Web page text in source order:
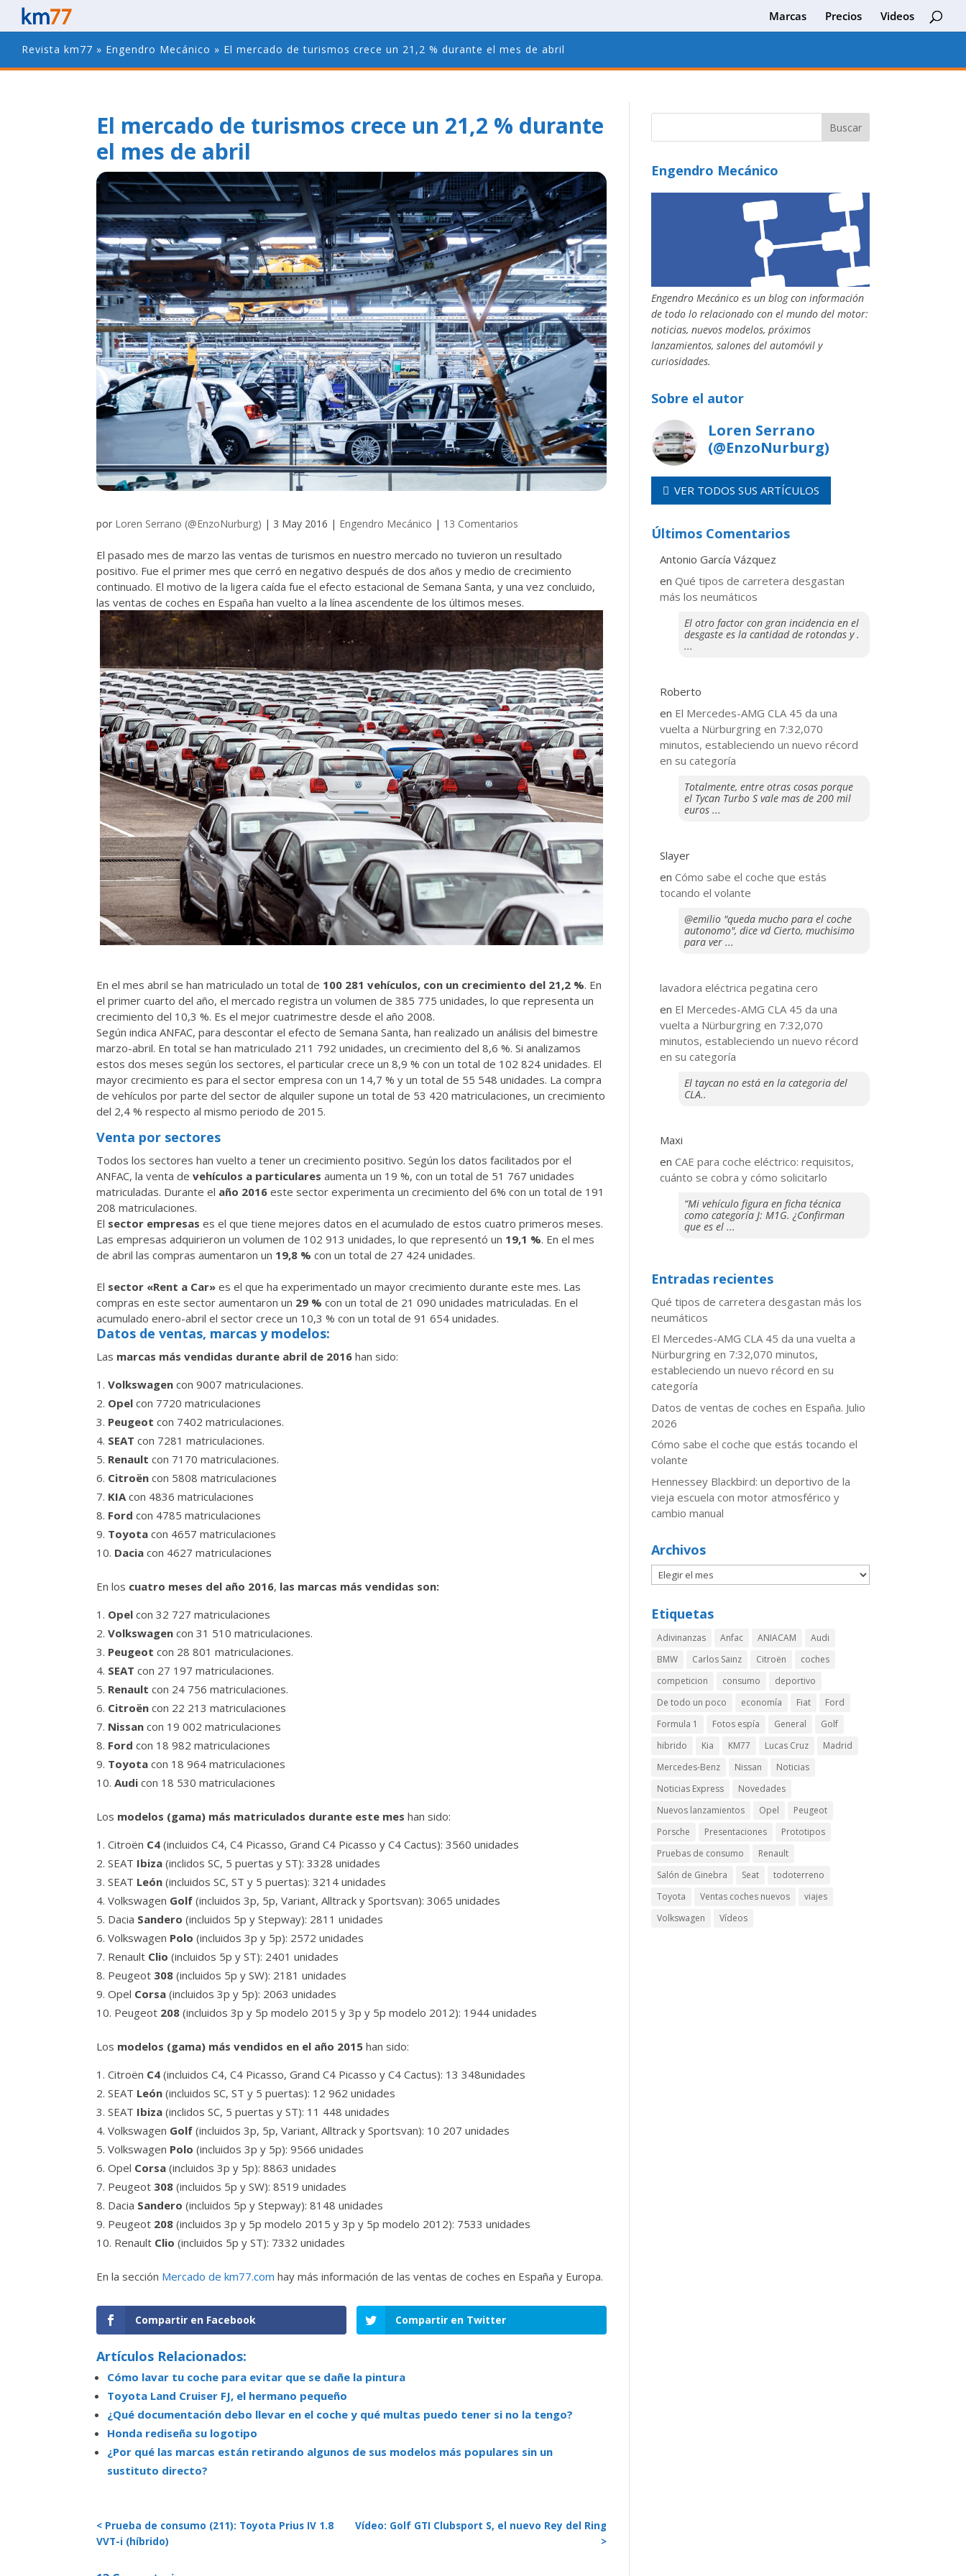
Marcas Precios Videos
Revista km77 » Engendro Mecánico » El mercado de turismos crece un 21,2 % durante el mes de abril
El mercado de turismos crece un 21,2 % durante
el mes de abril
por Loren Serrano (@EnzoNurburg) | 3 May 2016 | Engendro Mecánico | 13 Comentarios
El pasado mes de marzo las ventas de turismos en nuestro mercado no tuvieron un resultado
positivo. Fue el primer mes que cerró en negativo después de dos años y medio de crecimiento
continuado. El motivo de la ligera caída fue el efecto estacional de Semana Santa, y una vez concluido,
las ventas de coches en España han vuelto a la línea ascendente de los últimos meses.
En el mes abril se han matriculado un total de 100 281 vehículos, con un crecimiento del 21,2 %. En
el primer cuarto del año, el mercado registra un volumen de 385 775 unidades, lo que representa un
crecimiento del 10,3 %. Es el mejor cuatrimestre desde el año 2008.
Según indica ANFAC, para descontar el efecto de Semana Santa, han realizado un análisis del bimestre
marzo-abril. En total se han matriculado 211 792 unidades, un crecimiento del 8,6 %. Si analizamos
estos dos meses según los sectores, el particular crece un 8,9 % con un total de 102 824 unidades. El
mayor crecimiento es para el sector empresa con un 14,7 % y un total de 55 548 unidades. La compra
de vehículos por parte del sector de alquiler supone un total de 53 420 matriculaciones, un crecimiento
del 2,4 % respecto al mismo periodo de 2015.
Venta por sectores
Todos los sectores han vuelto a tener un crecimiento positivo. Según los datos facilitados por el
ANFAC, la venta devehículos a particulares aumenta un 19 %, con un total de 51 767 unidades
matriculadas. Durante el año 2016 este sector experimenta un crecimiento del 6% con un total de 191
208 matriculaciones.
El sector empresases el que tiene mejores datos en el acumulado de estos cuatro primeros meses.
Las empresas adquirieron un volumen de 102 913 unidades, lo que representó un 19,1 %. En el mes
de abril las compras aumentaron un 19,8 % con un total de 27 424 unidades.
El sector «Rent a Car» es el que ha experimentado un mayor crecimiento durante este mes. Las
compras en este sector aumentaron un 29 % con un total de 21 090 unidades matriculadas. En el
acumulado enero-abril el sector crece un 10,3 % con un total de 91 654 unidades.
Datos de ventas, marcas y modelos:
Las marcas más vendidas durante abril de 2016 han sido:
Volkswagencon 9007 matriculaciones.
Opel con 7720 matriculaciones
Peugeotcon 7402 matriculaciones.
SEAT con 7281 matriculaciones.
Renaultcon 7170 matriculaciones.
Citroëncon 5808 matriculaciones
KIAcon 4836 matriculaciones
Ford con 4785 matriculaciones
Toyota con 4657 matriculaciones
Daciacon 4627 matriculaciones
En los cuatro meses del año 2016, las marcas más vendidas son:
Opel con 32 727 matriculaciones
Volkswagencon 31 510 matriculaciones.
Peugeotcon 28 801 matriculaciones.
SEAT con 27 197 matriculaciones.
Renaultcon 24 756 matriculaciones.
Citroëncon 22 213 matriculaciones
Nissan con 19 002 matriculaciones
Ford con 18 982 matriculaciones
Toyota con 18 964 matriculaciones
Audi con 18 530 matriculaciones
Los modelos (gama) más matriculados durante este meshan sido:
Citroën C4 (incluidos C4, C4 Picasso, Grand C4 Picasso y C4 Cactus): 3560 unidades
SEAT Ibiza(inclidos SC, 5 puertas y ST): 3328 unidades
SEAT León(incluidos SC, ST y 5 puertas): 3214 unidades
Volkswagen Golf (incluidos 3p, 5p, Variant, Alltrack y Sportsvan): 3065 unidades
Dacia Sandero (incluidos 5p y Stepway): 2811 unidades
Volkswagen Polo (incluidos 3p y 5p): 2572 unidades
Renault Clio(incluidos 5p y ST): 2401 unidades
Peugeot 308 (incluidos 5p y SW): 2181 unidades
Opel Corsa (incluidos 3p y 5p): 2063 unidades
Peugeot 208 (incluidos 3p y 5p modelo 2015 y 3p y 5p modelo 2012): 1944 unidades
Los modelos (gama) más vendidos en el año 2015han sido:
Citroën C4 (incluidos C4, C4 Picasso, Grand C4 Picasso y C4 Cactus): 13 348unidades
SEAT León(incluidos SC, ST y 5 puertas): 12 962 unidades
SEAT Ibiza(inclidos SC, 5 puertas y ST): 11 448 unidades
Volkswagen Golf (incluidos 3p, 5p, Variant, Alltrack y Sportsvan): 10 207 unidades
Volkswagen Polo (incluidos 3p y 5p): 9566 unidades
Opel Corsa (incluidos 3p y 5p): 8863 unidades
Peugeot 308 (incluidos 5p y SW): 8519 unidades
Dacia Sandero (incluidos 5p y Stepway): 8148 unidades
Peugeot 208 (incluidos 3p y 5p modelo 2015 y 3p y 5p modelo 2012): 7533 unidades
Renault Clio(incluidos 5p y ST): 7332 unidades
En la sección Mercado de km77.com hay más información de las ventas de coches en España y Europa.
Compartir en Facebook Compartir en Twitter
Artículos Relacionados:
Cómo lavar tu coche para evitar que se dañe la pintura
Toyota Land Cruiser FJ, el hermano pequeño
¿Qué documentación debo llevar en el coche y qué multas puedo tener si no la tengo?
Honda rediseña su logotipo
¿Por qué las marcas están retirando algunos de sus modelos más populares sin un
sustituto directo?
< Prueba de consumo (211): Toyota Prius IV 1.8
VVT-i (híbrido)
Vídeo: Golf GTI Clubsport S, el nuevo Rey del Ring
>
Engendro Mecánico
Engendro Mecánico es un blog con información
de todo lo relacionado con el mundo del motor:
noticias, nuevos modelos, próximos
lanzamientos, salones del automóvil y
curiosidades.
Sobre el autor
Loren Serrano
(@EnzoNurburg)
VER TODOS SUS ARTÍCULOS
Últimos Comentarios
Antonio García Vázquez
enQué tipos de carretera desgastan
más los neumáticos
El otro factor con gran incidencia en el
desgaste es la cantidad de rotondas y .
...
Roberto
en El Mercedes-AMG CLA 45 da una
vuelta a Nürburgring en 7:32,070
minutos, estableciendo un nuevo récord
en su categoría
Totalmente, entre otras cosas porque
el Tycan Turbo S vale mas de 200 mil
euros ...
Slayer
en​Cómo sabe el coche que estás
tocando el volante
@emilio "queda mucho para el coche
autonomo", dice vd Cierto, muchisimo
para ver ...
lavadora eléctrica pegatina cero
en El Mercedes-AMG CLA 45 da una
vuelta a Nürburgring en 7:32,070
minutos, estableciendo un nuevo récord
en su categoría
El taycan no está en la categoria del
CLA..
Maxi
enCAE para coche eléctrico: requisitos,
cuánto se cobra y cómo solicitarlo
“Mi vehículo figura en ficha técnica
como categoría J: M1G. ¿Confirman
que es el ...
Entradas recientes
Qué tipos de carretera desgastan más los
neumáticos
El Mercedes-AMG CLA 45 da una vuelta a
Nürburgring en 7:32,070 minutos,
estableciendo un nuevo récord en su
categoría
Datos de ventas de coches en España. Julio
2026
​Cómo sabe el coche que estás tocando el
volante
Hennessey Blackbird: un deportivo de la
vieja escuela con motor atmosférico y
cambio manual
Archivos
Etiquetas
Adivinanzas Anfac ANIACAM
Audi
BMW
Carlos Sainz Citroën
coches
competicion
consumo
deportivo
De todo un poco
economía Fiat
Ford
Formula 1
Fotos espía General
Golf
hibrido
Kia KM77 Lucas Cruz
Madrid
Mercedes-Benz
Nissan
Noticias
Noticias Express
Novedades
Nuevos lanzamientos
Opel
Peugeot
Porsche
Presentaciones
Prototipos
Pruebas de consumo
Renault
Salón de Ginebra
Seat
todoterreno
Toyota
Ventas coches nuevos
viajes
Volkswagen
Vídeos